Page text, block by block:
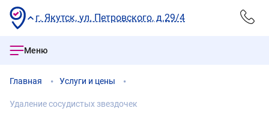
г. Якутск, ул. Петровского, д.29/4
Меню
Главная Услуги и цены
Удаление сосудистых звездочек